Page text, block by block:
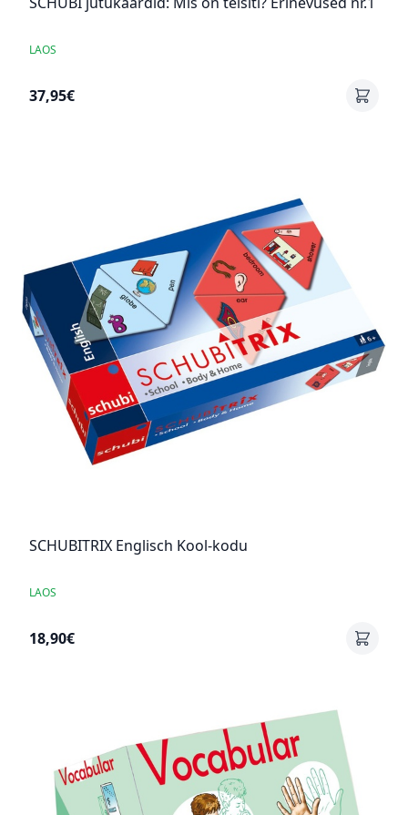
LAOS
37,95€
SCHUBITRIX Englisch Kool-kodu
LAOS
18,90€